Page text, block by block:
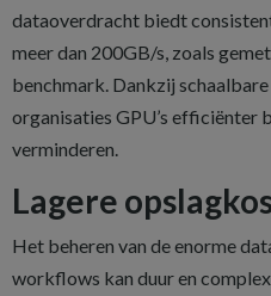
dataoverdracht biedt
meer dan 200GB/s, zoals
benchmark. Dankzij
organisaties GPU’s efficiënter
verminderen.
Lagere
Het beheren van de enorme
workflows kan duur en